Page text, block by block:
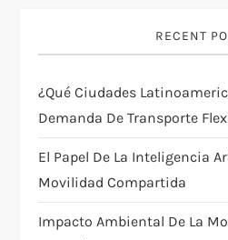
a
t
i
o
RECENT
¿Qué Ciudades
Demanda De Transporte
El Papel De La Inteligencia
Movilidad Compartida
Impacto Ambiental De La